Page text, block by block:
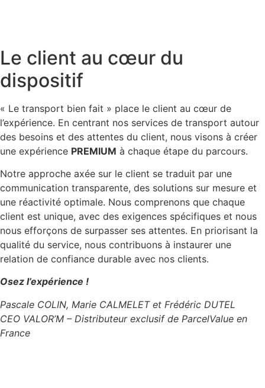
Le client au cœur du
dispositif
« Le transport bien fait » place le client au cœur de
l’expérience. En centrant nos services de transport autour
des besoins et des attentes du client, nous visons à créer
une expérience PREMIUM à chaque étape du parcours.
Notre approche axée sur le client se traduit par une
communication transparente, des solutions sur mesure et
une réactivité optimale. Nous comprenons que chaque
client est unique, avec des exigences spécifiques et nous
nous efforçons de surpasser ses attentes. En priorisant la
qualité du service, nous contribuons à instaurer une
relation de confiance durable avec nos clients.
Osez l’expérience !
Pascale COLIN, Marie CALMELET et Frédéric DUTEL
CEO VALOR’M – Distributeur exclusif de ParcelValue en
France